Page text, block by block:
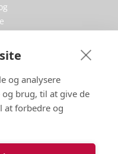
og analysere
brug, til at give de
at forbedre og